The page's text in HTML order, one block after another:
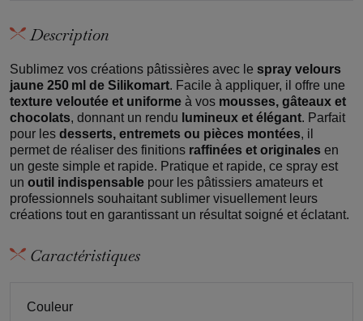
Description
Sublimez vos créations pâtissières avec le spray velours
jaune 250 ml de Silikomart. Facile à appliquer, il offre une
texture veloutée et uniforme à vos mousses, gâteaux et
chocolats, donnant un rendu lumineux et élégant. Parfait
pour les desserts, entremets ou pièces montées, il
permet de réaliser des finitions raffinées et originales en
un geste simple et rapide. Pratique et rapide, ce spray est
un outil indispensable pour les pâtissiers amateurs et
professionnels souhaitant sublimer visuellement leurs
créations tout en garantissant un résultat soigné et éclatant.
Caractéristiques
Couleur